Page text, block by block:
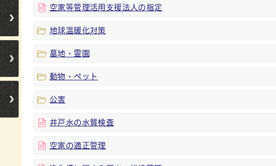
空家等管理活用支援法人の指定
地球温暖化対策
墓地・霊園
動物・ペット
公害
井戸水の水質検査
空家の適正管理